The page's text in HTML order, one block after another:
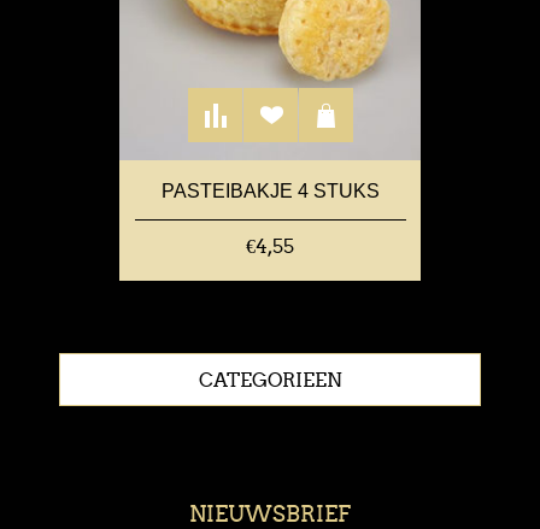
PASTEIBAKJE 4 STUKS
€4,55
CATEGORIEEN
NIEUWSBRIEF